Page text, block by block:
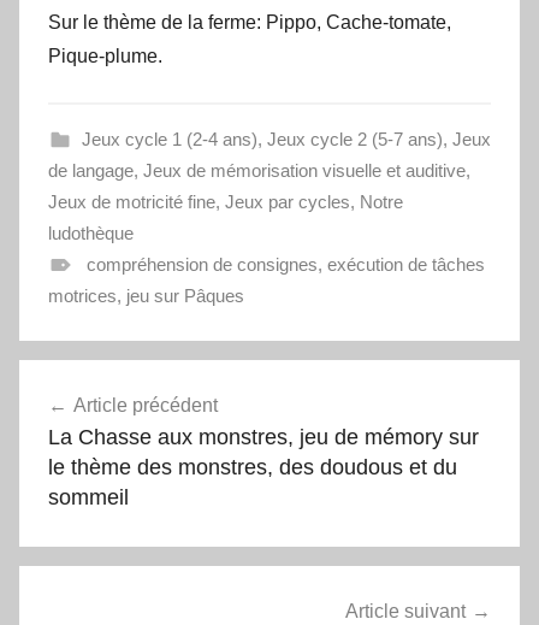
Sur le thème de la ferme: Pippo, Cache-tomate,
Pique-plume.
Jeux cycle 1 (2-4 ans), Jeux cycle 2 (5-7 ans), Jeux
de langage, Jeux de mémorisation visuelle et auditive,
Jeux de motricité fine, Jeux par cycles, Notre
ludothèque
compréhension de consignes, exécution de tâches
motrices, jeu sur Pâques
Navigation
de
l’article
Article précédent
La Chasse aux monstres, jeu de mémory sur
le thème des monstres, des doudous et du
sommeil
Article suivant